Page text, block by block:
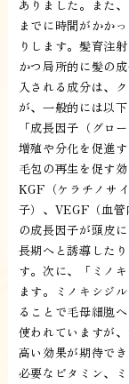
ありました。また
までに時間がかか
りします。髪育注
かつ局所的に髪の
入される成分は、
が、一般的には以
「成長因子（グロ
増殖や分化を促進
毛包の再生を促す
KGF（ケラチノサ
子）、VEGF（血
の成長因子が頭皮
長期へと誘導した
す。次に、「ミノ
ます。ミノキシジ
ることで毛母細胞
使われていますが
高い効果が期待で
必要なビタミン、